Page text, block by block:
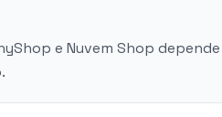
e Nuvem Shop